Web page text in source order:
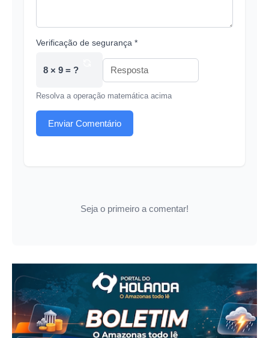
Verificação de segurança *
8 × 9 = ?
Resolva a operação matemática acima
Enviar Comentário
Seja o primeiro a comentar!